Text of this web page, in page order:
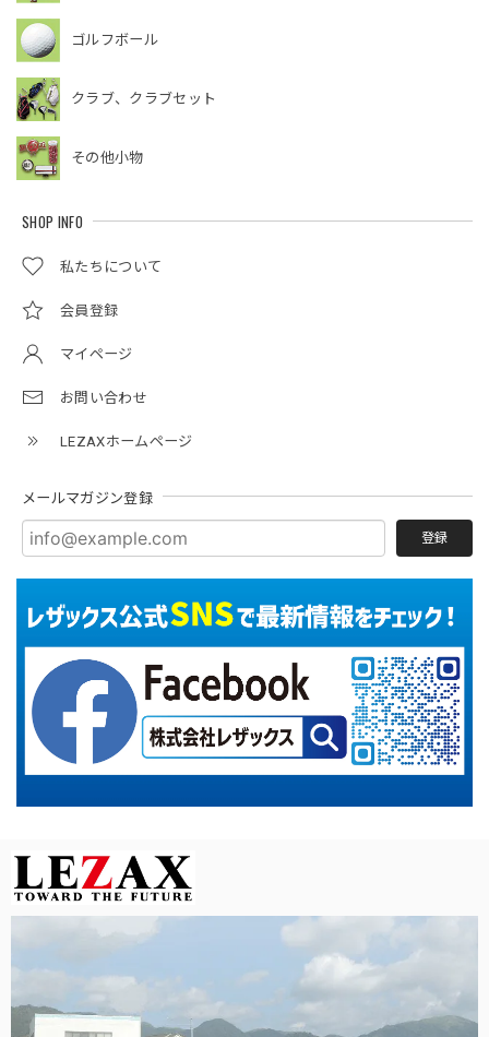
ゴルフボール
クラブ、クラブセット
その他小物
SHOP INFO
私たちについて
会員登録
マイページ
お問い合わせ
LEZAXホームページ
メールマガジン登録
登録